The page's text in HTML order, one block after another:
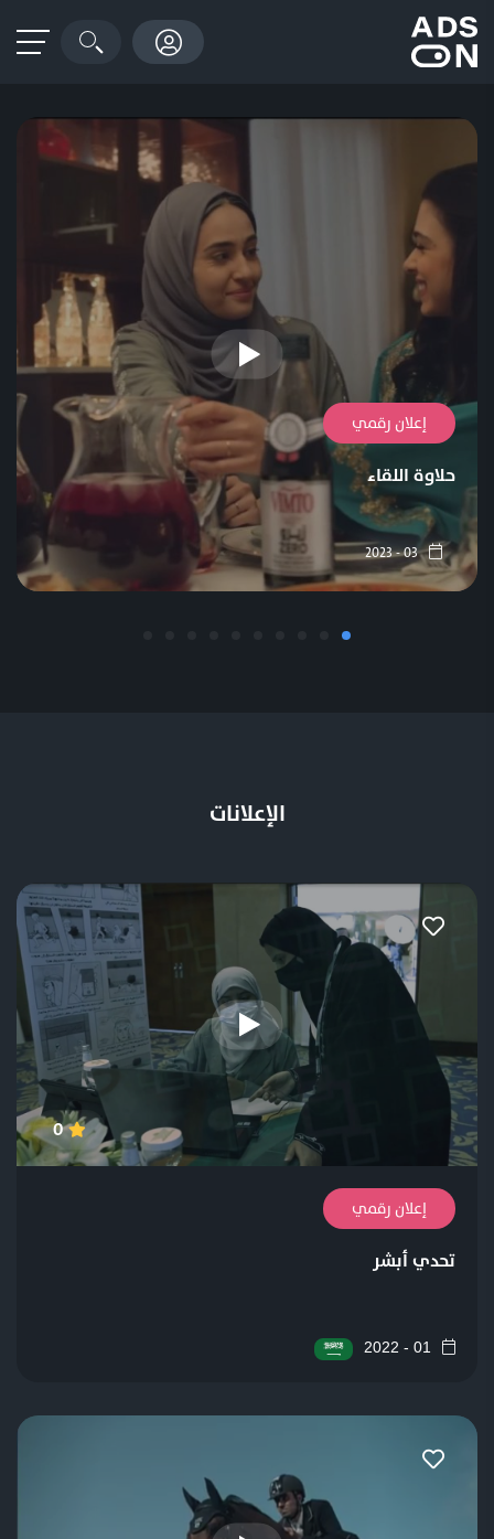
إعلان رقمي
حلاوة اللقاء
03 - 2023
الإعلانات
0
إعلان رقمي
تحدي أبشر
01 - 2022